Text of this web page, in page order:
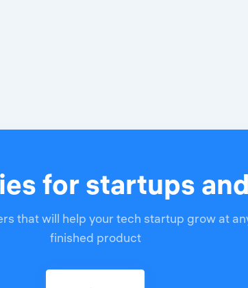
for startups
that will help your tech startup grow at
finished product